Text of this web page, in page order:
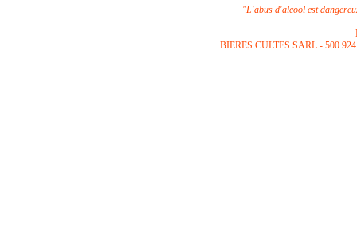
"L'abus d'alcool est
BIERES CULTES SARL - 500